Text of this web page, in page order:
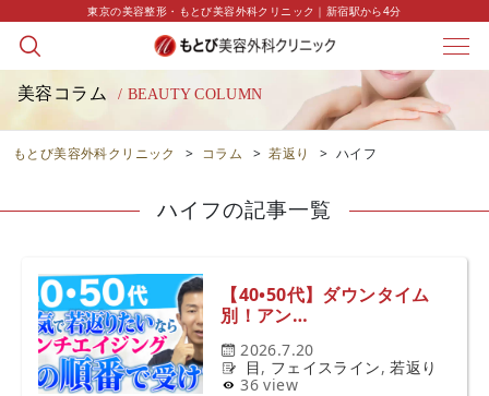
東京の美容整形・もとび美容外科クリニック｜新宿駅から4分
美容コラム / BEAUTY COLUMN
もとび美容外科クリニック > コラム > 若返り > ハイフ
ハイフの記事一覧
【40•50代】ダウンタイム
別！アン…
2026.7.20
目, フェイスライン,若返り
36 view